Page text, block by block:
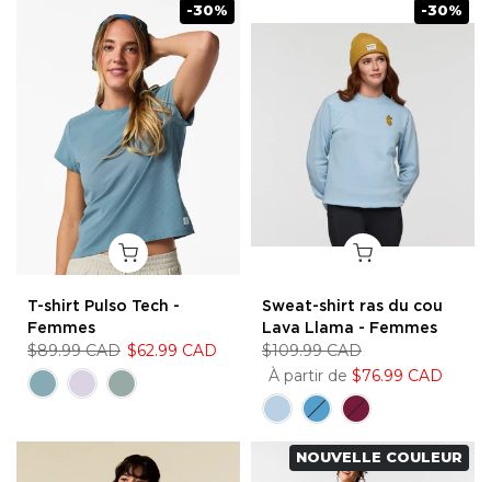
-30%
T-shirt Pulso Tech -
Femmes
$89.99 CAD $62.99 CAD
-30%
Sweat-shirt ras du cou
Lava Llama - Femmes
$109.99 CAD
À partir de $76.99 CAD
NOUVELLE COULEUR